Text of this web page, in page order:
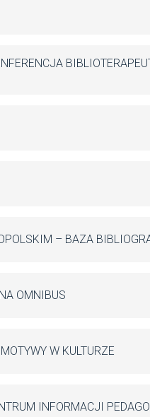
– BAZA
OMNIBUS
W KULTURZE
INFORMACJI